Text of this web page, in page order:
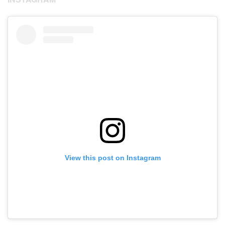
View this post on Instagram